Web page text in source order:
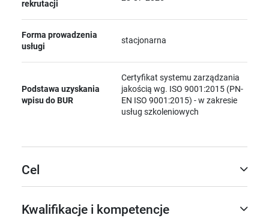
rekrutacji
Forma prowadzenia
usługi
stacjonarna
Podstawa uzyskania
wpisu do BUR
Certyfikat systemu zarządzania
jakością wg. ISO 9001:2015 (PN-
EN ISO 9001:2015) - w zakresie
usług szkoleniowych
Cel
Kwalifikacje i kompetencje